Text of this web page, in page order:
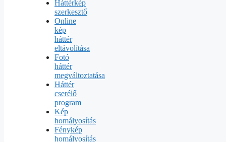
Háttérkép
szerkesztő
Online
kép
háttér
eltávolítása
Fotó
háttér
megváltoztatása
Háttér
cserélő
program
Kép
homályosítás
Fénykép
homályosítás